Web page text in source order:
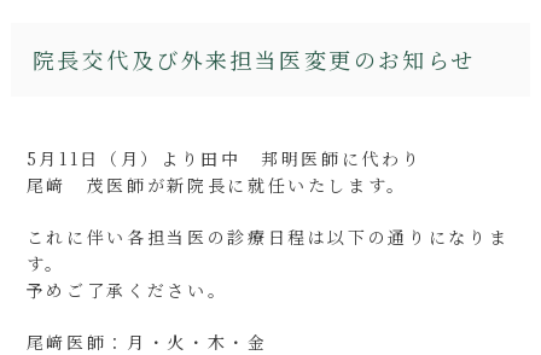
院長交代及び外来担当医変更のお知らせ
5月11日（月）より田中 邦明医師に代わり
尾﨑 茂医師が新院長に就任いたします。
これに伴い各担当医の診療日程は以下の通りになりま
す。
予めご了承ください。
尾﨑医師：月・火・木・金